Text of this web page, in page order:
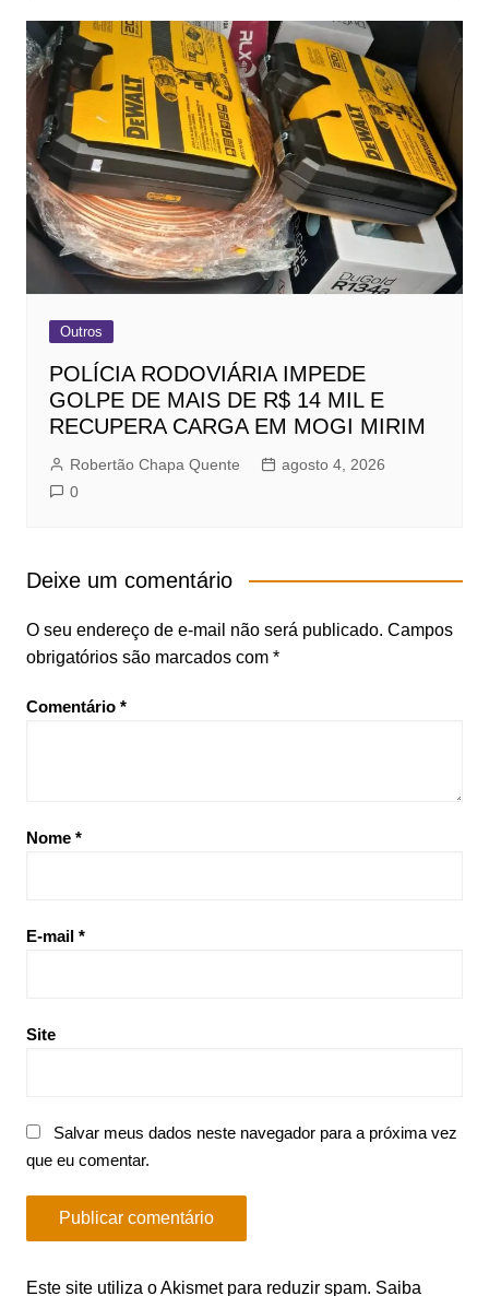
Outros
POLÍCIA RODOVIÁRIA IMPEDE
GOLPE DE MAIS DE R$ 14 MIL E
RECUPERA CARGA EM MOGI MIRIM
Robertão Chapa Quente
agosto 4, 2026
0
Deixe um comentário
O seu endereço de e-mail não será publicado. Campos
obrigatórios são marcados com *
Comentário *
Nome *
E-mail *
Site
Salvar meus dados neste navegador para a próxima vez
que eu comentar.
Este site utiliza o Akismet para reduzir spam. Saiba